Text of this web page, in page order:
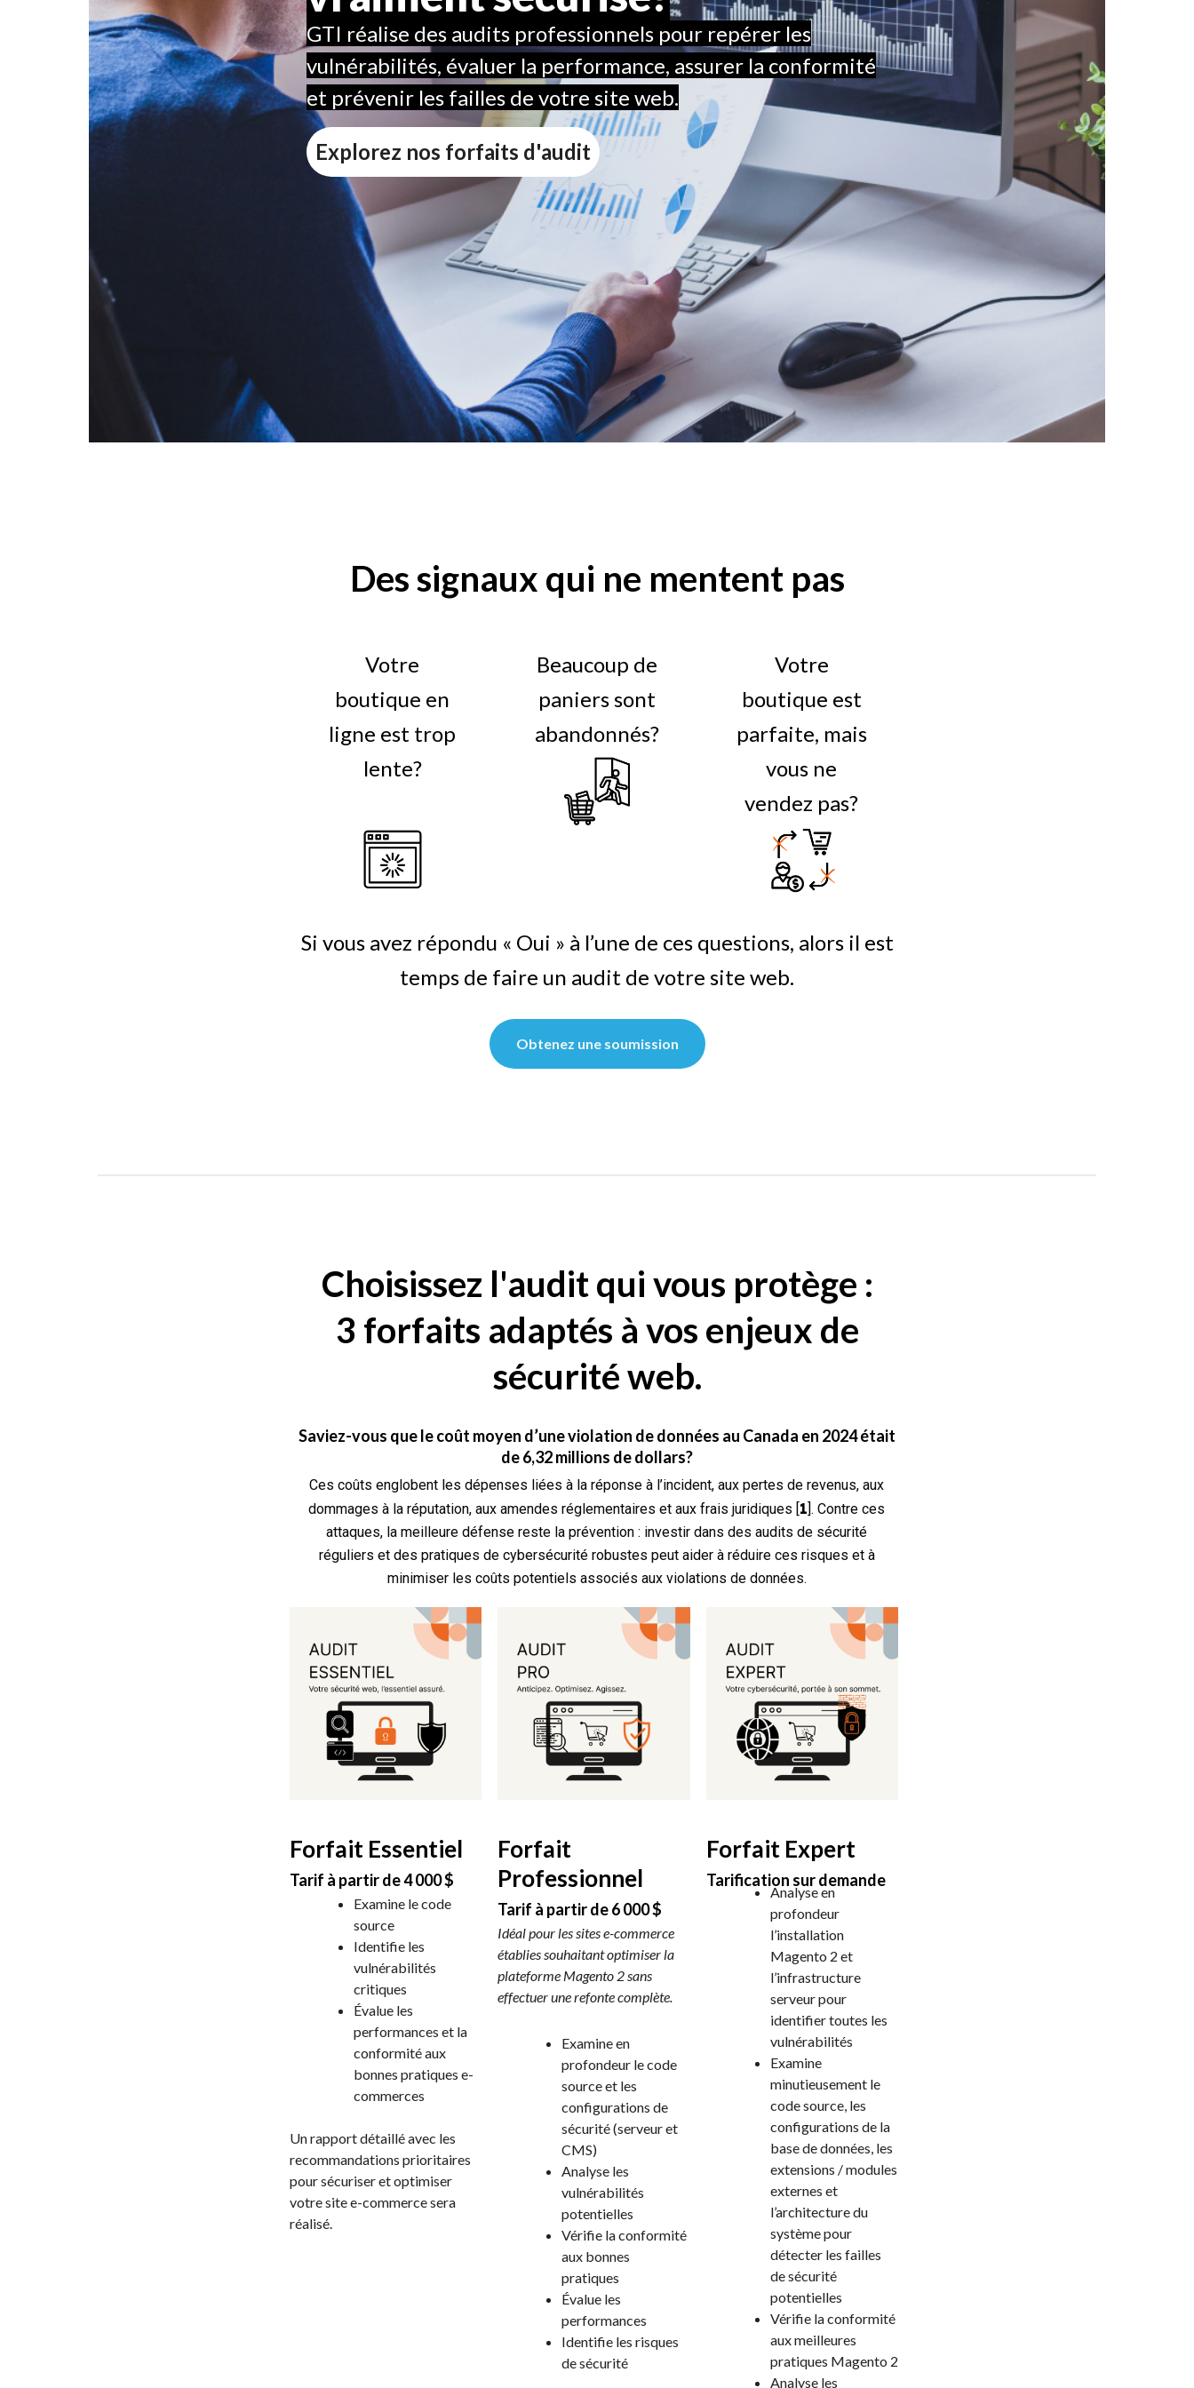
GTI réalise des audits professionnels pour repérer les
vulnérabilités, évaluer la performance, assurer la conformité
et prévenir les failles de votre site web.
Explorez nos forfaits d'audit
Des signaux qui ne mentent pas
Votre
boutique en
ligne est trop
lente?
Beaucoup de
paniers sont
abandonnés?
Votre
boutique est
parfaite, mais
vous ne
vendez pas?
Si vous avez répondu « Oui » à l’une de ces questions, alors il est
temps de faire un audit de votre site web.
Obtenez une soumission
Choisissez l'audit qui vous protège :
3 forfaits adaptés à vos enjeux de
sécurité web.
Saviez-vous que le coût moyen d’une violation de données au Canada en 2024 était
de 6,32 millions de dollars?
Ces coûts englobent les dépenses liées à la réponse à l’incident, aux pertes de revenus, aux
dommages à la réputation, aux amendes réglementaires et aux frais juridiques [1]. Contre ces
attaques, la meilleure défense reste la prévention : investir dans des audits de sécurité
réguliers et des pratiques de cybersécurité robustes peut aider à réduire ces risques et à
minimiser les coûts potentiels associés aux violations de données.
Forfait Essentiel
Tarif à partir de 4 000 $
Examine le code
source
Identifie les
vulnérabilités
critiques
Évalue les
performances et la
conformité aux
bonnes pratiques e-
commerces
Un rapport détaillé avec les
recommandations prioritaires
pour sécuriser et optimiser
votre site e-commerce sera
réalisé.
Forfait
Professionnel
Tarif à partir de 6 000 $
Idéal pour les sites e-commerce
établies souhaitant optimiser la
plateforme Magento 2 sans
effectuer une refonte complète.
Examine en
profondeur le code
source et les
configurations de
sécurité (serveur et
CMS)
Analyse les
vulnérabilités
potentielles
Vérifie la conformité
aux bonnes
pratiques
Évalue les
performances
Identifie les risques
de sécurité
Forfait Expert
Tarification sur demande
Analyse en
profondeur
l’installation
Magento 2 et
l’infrastructure
serveur pour
identifier toutes les
vulnérabilités
Examine
minutieusement le
code source, les
configurations de la
base de données, les
extensions / modules
externes et
l’architecture du
système pour
détecter les failles
de sécurité
potentielles
Vérifie la conformité
aux meilleures
pratiques Magento 2
Analyse les